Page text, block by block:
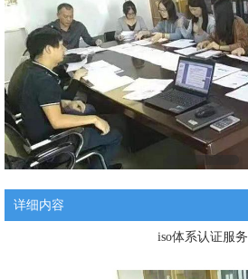
详细内容
iso体系认证服务